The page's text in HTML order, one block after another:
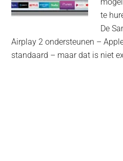
te
De
Airplay 2 ondersteunen –
standaard – maar dat is niet